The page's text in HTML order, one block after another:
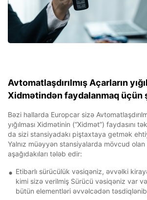
Avtomatlaşdırılmış Açarların
Xidmətindən faydalanmaq üçün
Bəzi hallarda Europcar sizə
yığılması Xidmətinin (“Xidmət”) faydasını
da sizi stansiyadakı piştaxtaya getmək
Yalnız müəyyən stansiyalarda mövcud
aşağıdakıları tələb edir:
Etibarlı sürücülük vəsiqəniz, əvvəlki
kimi sizə verilmiş Sürücü vəsiqəniz var və
bütün elementləri əvvəlcədən